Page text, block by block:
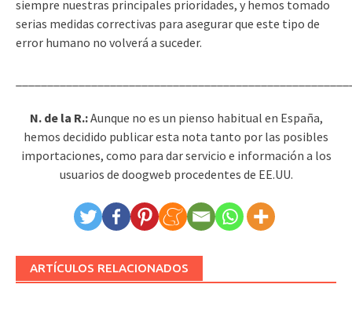
siempre nuestras principales prioridades, y hemos tomado
serias medidas correctivas para asegurar que este tipo de
error humano no volverá a suceder.
N. de la R.:Aunque no es un pienso habitual en España,
hemos decidido publicar esta nota tanto por las posibles
importaciones, como para dar servicio e información a los
usuarios de doogweb procedentes de EE.UU.
ARTÍCULOS RELACIONADOS